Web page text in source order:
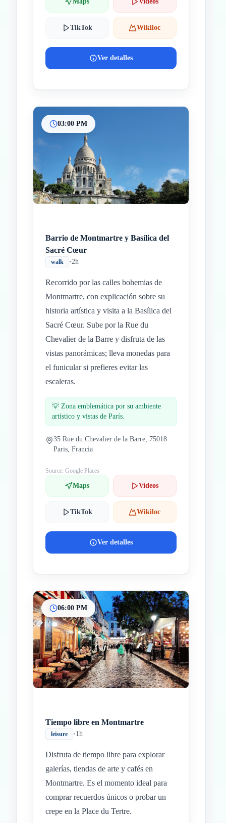
TikTok Wikiloc
Ver detalles
03:00 PM
Barrio de Montmartre y Basílica del
Sacré Cœur
walk •2h
Recorrido por las calles bohemias de
Montmartre, con explicación sobre su
historia artística y visita a la Basílica del
Sacré Cœur. Sube por la Rue du
Chevalier de la Barre y disfruta de las
vistas panorámicas; lleva monedas para
el funicular si prefieres evitar las
escaleras.
💡 Zona emblemática por su ambiente
artístico y vistas de París.
35 Rue du Chevalier de la Barre, 75018
Paris, Francia
Source: Google Places
Maps Videos
TikTok Wikiloc
Ver detalles
06:00 PM
Tiempo libre en Montmartre
leisure •1h
Disfruta de tiempo libre para explorar
galerías, tiendas de arte y cafés en
Montmartre. Es el momento ideal para
comprar recuerdos únicos o probar un
crepe en la Place du Tertre.